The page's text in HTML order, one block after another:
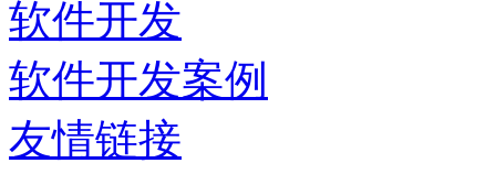
软件开发
软件开发案例
友情链接